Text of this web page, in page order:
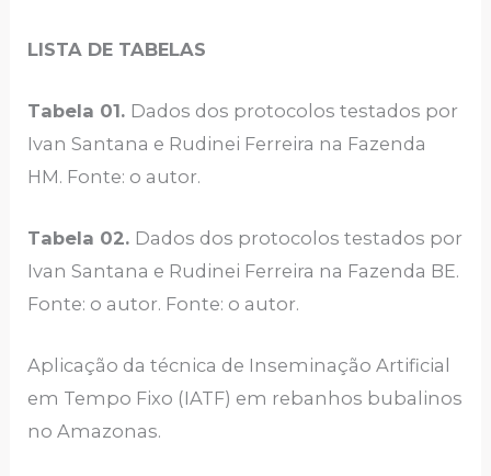
LISTA DE TABELAS
Tabela 01. Dados dos protocolos testados por
Ivan Santana e Rudinei Ferreira na Fazenda
HM. Fonte: o autor.
Tabela 02. Dados dos protocolos testados por
Ivan Santana e Rudinei Ferreira na Fazenda BE.
Fonte: o autor. Fonte: o autor.
Aplicação da técnica de Inseminação Artificial
em Tempo Fixo (IATF) em rebanhos bubalinos
no Amazonas.